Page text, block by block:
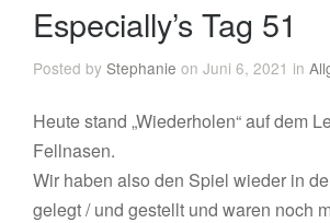
Especially’s Tag 51
Posted byStephanie on Juni 6, 2021 in
Heute stand „Wiederholen“ auf dem
Fellnasen.
Wir haben also den Spiel wieder in
gelegt / und gestellt und waren noch